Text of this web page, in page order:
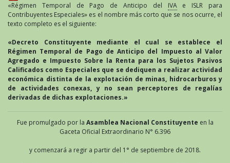
«Régimen Temporal de Pago de Anticipo del IVAe ISLR para
Contribuyentes Especiales» es el nombre más corto que se nos ocurre, el
texto completo es el siguiente:
«Decreto Constituyente mediante el cual se establece el
Régimen Temporal de Pago de Anticipo del Impuesto al Valor
Agregado e Impuesto Sobre la Renta para los Sujetos Pasivos
Calificados como Especiales que se dediquen a realizar actividad
económica distinta de la explotación de minas, hidrocarburos y
de actividades conexas, y no sean perceptores de regalías
derivadas de dichas explotaciones.»
Fue promulgado por la Asamblea Nacional Constituyente en la
Gaceta Oficial Extraordinario N° 6.396
y comenzará a regir a partir del 1° de septiembre de 2018.